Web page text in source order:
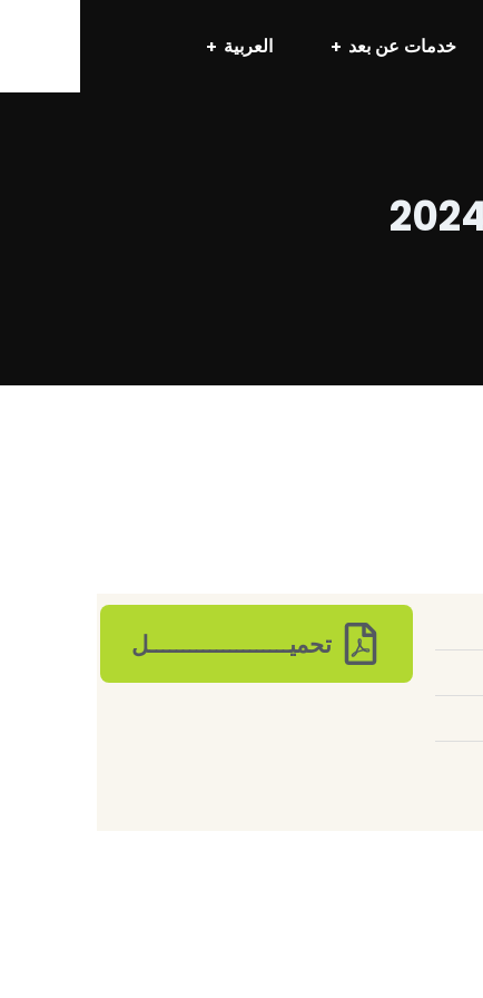
خدمات عن بعد العربية
تحميـــــــــــــــــــــل